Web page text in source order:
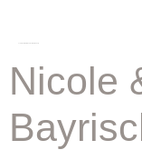
Nicole